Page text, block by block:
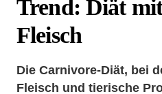
Trend: Diät
Fleisch
Die Carnivore-Diät, bei
Fleisch und tierische